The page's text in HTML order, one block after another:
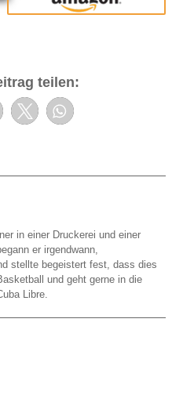
teilen:
in einer Druckerei und einer
er irgendwann,
stellte begeistert fest, dass dies
und geht gerne in die
Libre.